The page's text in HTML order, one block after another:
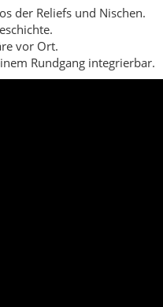
der Reliefs und Nischen.
vor Ort.
Rundgang integrierbar.